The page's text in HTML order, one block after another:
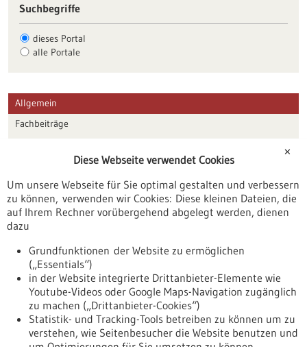
Suchbegriffe
dieses Portal
alle Portale
Allgemein
Fachbeiträge
Veranstaltungen
Erscheinungsdatum
✕
Diese Webseite verwendet Cookies
Um unsere Webseite für Sie optimal gestalten und verbessern
zu können, verwenden wir Cookies: Diese kleinen Dateien, die
auf Ihrem Rechner vorübergehend abgelegt werden, dienen
dazu
Grundfunktionen der Website zu ermöglichen
(„Essentials“)
in der Website integrierte Drittanbieter-Elemente wie
Youtube-Videos oder Google Maps-Navigation zugänglich
zu machen („Drittanbieter-Cookies“)
Statistik- und Tracking-Tools betreiben zu können um zu
verstehen, wie Seitenbesucher die Website benutzen und